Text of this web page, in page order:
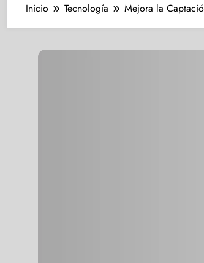
Inicio Tecnología Mejora la